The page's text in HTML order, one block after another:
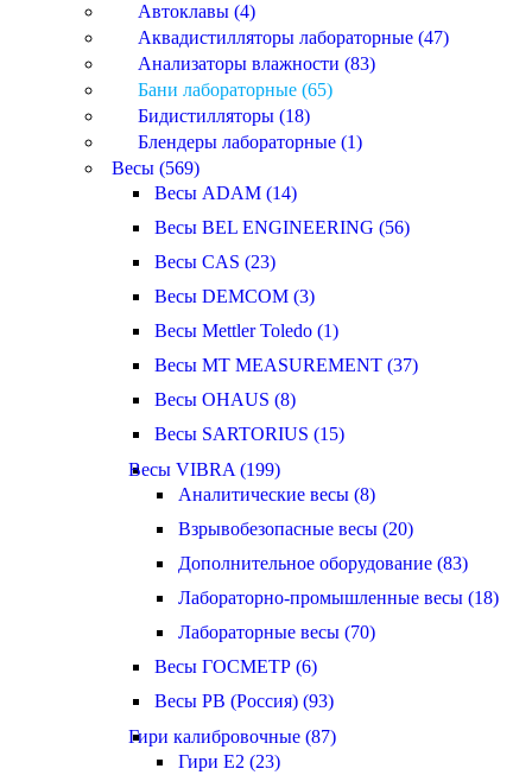
Автоклавы (4)
Аквадистилляторы лабораторные (47)
Анализаторы влажности (83)
Бани лабораторные (65)
Бидистилляторы (18)
Блендеры лабораторные (1)
Весы (569)
Весы ADAM (14)
Весы BEL ENGINEERING (56)
Весы CAS (23)
Весы DEMCOM (3)
Весы Mettler Toledo (1)
Весы MT MEASUREMENT (37)
Весы OHAUS (8)
Весы SARTORIUS (15)
Весы VIBRA (199)
Аналитические весы (8)
Взрывобезопасные весы (20)
Дополнительное оборудование (83)
Лабораторно-промышленные весы (18)
Лабораторные весы (70)
Весы ГОСМЕТР (6)
Весы РВ (Россия) (93)
Гири калибровочные (87)
Гири E2 (23)